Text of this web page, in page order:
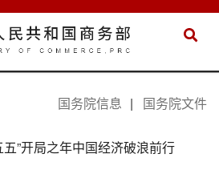
国务院信息 | 国务院文件
”开局之年中国经济破浪前行